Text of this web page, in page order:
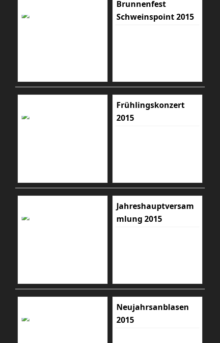
Brunnenfest
Schweinspoint 2015
Frühlingskonzert
2015
Jahreshauptversam
mlung 2015
Neujahrsanblasen
2015